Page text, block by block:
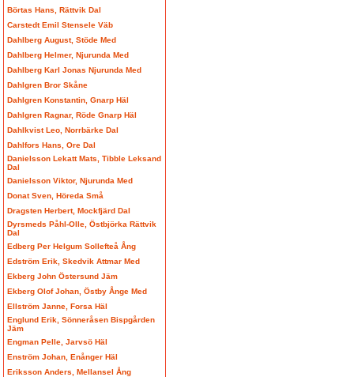
Börtas Hans, Rättvik Dal
Carstedt Emil Stensele Väb
Dahlberg August, Stöde Med
Dahlberg Helmer, Njurunda Med
Dahlberg Karl Jonas Njurunda Med
Dahlgren Bror Skåne
Dahlgren Konstantin, Gnarp Häl
Dahlgren Ragnar, Röde Gnarp Häl
Dahlkvist Leo, Norrbärke Dal
Dahlfors Hans, Ore Dal
Danielsson Lekatt Mats, Tibble Leksand
Dal
Danielsson Viktor, Njurunda Med
Donat Sven, Höreda Små
Dragsten Herbert, Mockfjärd Dal
Dyrsmeds Påhl-Olle, Östbjörka Rättvik
Dal
Edberg Per Helgum Sollefteå Ång
Edström Erik, Skedvik Attmar Med
Ekberg John Östersund Jäm
Ekberg Olof Johan, Östby Ånge Med
Ellström Janne, Forsa Häl
Englund Erik, Sönneråsen Bispgården
Jäm
Engman Pelle, Jarvsö Häl
Enström Johan, Enånger Häl
Eriksson Anders, Mellansel Ång